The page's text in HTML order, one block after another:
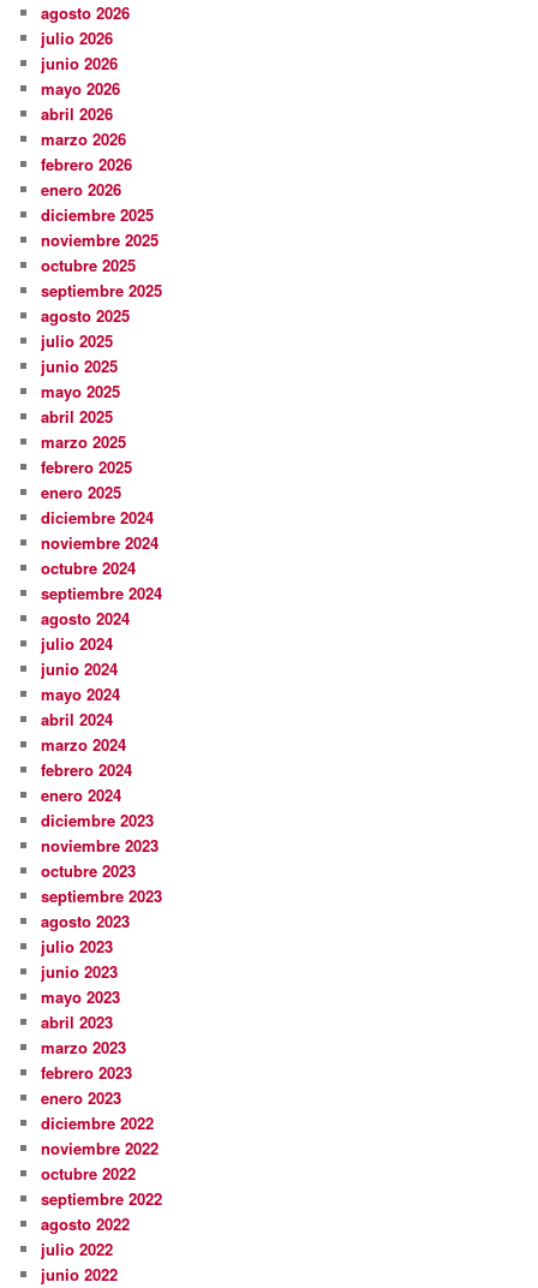
agosto 2026
julio 2026
junio 2026
mayo 2026
abril 2026
marzo 2026
febrero 2026
enero 2026
diciembre 2025
noviembre 2025
octubre 2025
septiembre 2025
agosto 2025
julio 2025
junio 2025
mayo 2025
abril 2025
marzo 2025
febrero 2025
enero 2025
diciembre 2024
noviembre 2024
octubre 2024
septiembre 2024
agosto 2024
julio 2024
junio 2024
mayo 2024
abril 2024
marzo 2024
febrero 2024
enero 2024
diciembre 2023
noviembre 2023
octubre 2023
septiembre 2023
agosto 2023
julio 2023
junio 2023
mayo 2023
abril 2023
marzo 2023
febrero 2023
enero 2023
diciembre 2022
noviembre 2022
octubre 2022
septiembre 2022
agosto 2022
julio 2022
junio 2022